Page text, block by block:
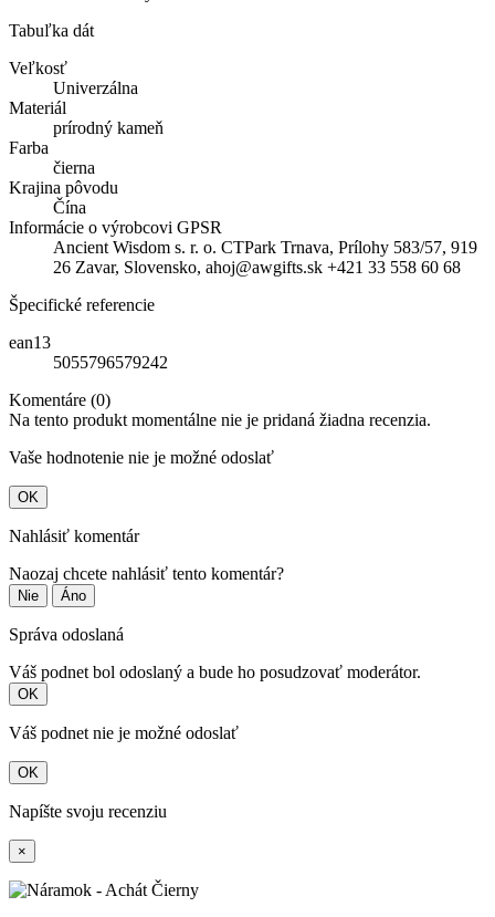
Tabuľka dát
Veľkosť
Univerzálna
Materiál
prírodný kameň
Farba
čierna
Krajina pôvodu
Čína
Informácie o výrobcovi GPSR
Ancient Wisdom s. r. o. CTPark Trnava, Prílohy 583/57, 919
26 Zavar, Slovensko, ahoj@awgifts.sk +421 33 558 60 68
Špecifické referencie
ean13
5055796579242
Komentáre (0)
Na tento produkt momentálne nie je pridaná žiadna recenzia.
Vaše hodnotenie nie je možné odoslať
OK
Nahlásiť komentár
Naozaj chcete nahlásiť tento komentár?
Nie Áno
Správa odoslaná
Váš podnet bol odoslaný a bude ho posudzovať moderátor.
OK
Váš podnet nie je možné odoslať
OK
Napíšte svoju recenziu
×